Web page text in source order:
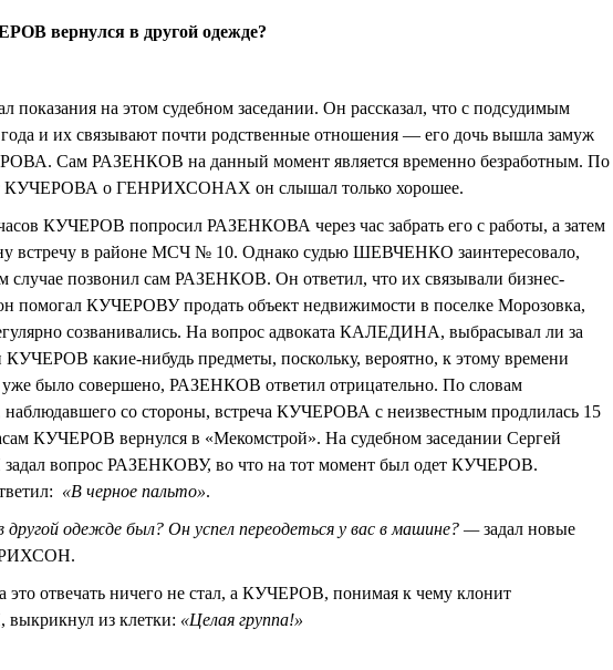
вернулся в другой одежде?
на этом судебном заседании. Он рассказал, что с подсудимым
года и их связывают почти родственные отношения — его дочь вышла замуж
Сам РАЗЕНКОВ на данный момент является временно безработным. По
КУЧЕРОВА о ГЕНРИХСОНАХ он слышал только хорошее.
КУЧЕРОВ попросил РАЗЕНКОВА через час забрать его с работы, а затем
встречу в районе МСЧ № 10. Однако судью ШЕВЧЕНКО заинтересовало,
случае позвонил сам РАЗЕНКОВ. Он ответил, что их связывали бизнес-
помогал КУЧЕРОВУ продать объект недвижимости в поселке Морозовка,
созванивались. На вопрос адвоката КАЛЕДИНА, выбрасывал ли за
КУЧЕРОВ какие-нибудь предметы, поскольку, вероятно, к этому времени
уже было совершено, РАЗЕНКОВ ответил отрицательно. По словам
со стороны, встреча КУЧЕРОВА с неизвестным продлилась 15
КУЧЕРОВ вернулся в «Мекомстрой». На судебном заседании Сергей
вопрос РАЗЕНКОВУ, во что на тот момент был одет КУЧЕРОВ.
«В черное пальто».
одежде был? Он успел переодеться у вас в машине? —задал новые
отвечать ничего не стал, а КУЧЕРОВ, понимая к чему клонит
из клетки: «Целая группа!»